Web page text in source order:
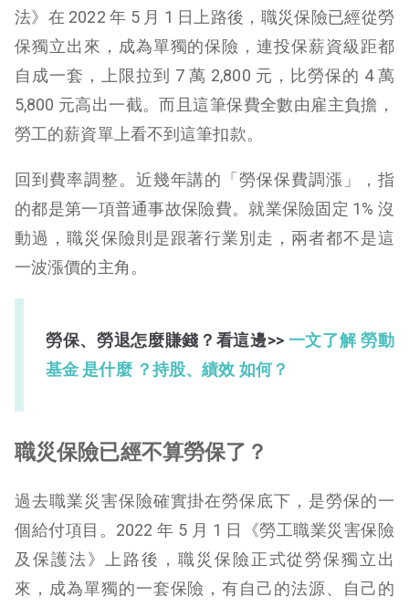
法》在 2022 年 5 月 1 日上路後，職災保險已經從勞
保獨立出來，成為單獨的保險，連投保薪資級距都
自成一套，上限拉到 7 萬 2,800 元，比勞保的 4 萬
5,800 元高出一截。而且這筆保費全數由雇主負擔，
勞工的薪資單上看不到這筆扣款。
回到費率調整。近幾年講的「勞保保費調漲」，指
的都是第一項普通事故保險費。就業保險固定 1% 沒
動過，職災保險則是跟著行業別走，兩者都不是這
一波漲價的主角。
勞保、勞退怎麼賺錢？看這邊>> 一文了解 勞動
基金 是什麼 ？持股、績效 如何？
職災保險已經不算勞保了？
過去職業災害保險確實掛在勞保底下，是勞保的一
個給付項目。2022 年 5 月 1 日《勞工職業災害保險
及保護法》上路後，職災保險正式從勞保獨立出
來，成為單獨的一套保險，有自己的法源、自己的